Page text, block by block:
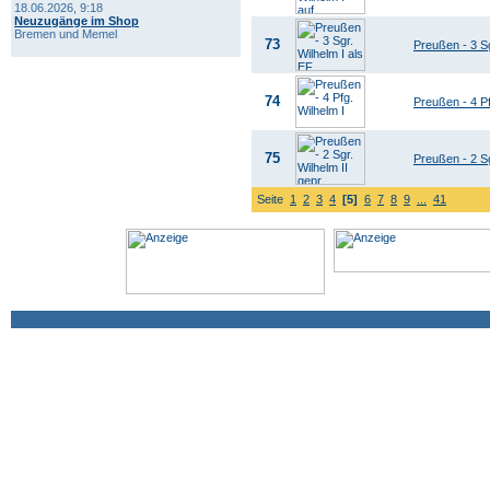
18.06.2026, 9:18
Neuzugänge im Shop
Bremen und Memel
73 Preußen - 3
74 Preußen - 4
75 Preußen - 2
Seite 1 2 3 4 [5] 6 7 8 9 41